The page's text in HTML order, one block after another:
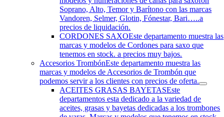
Soprano, Alto, Temor y Barítono con las marcas
Vandoren, Selmer, Glotin, Fónestar, Bari…..a
precios de liquidación.
CORDONES SAXOEste departamento muestra las
marcas y modelos de Cordones para saxo que
tenemos en stock. a precios muy bajos.
Accesorios TrombónEste departamento muestra las
marcas y modelos de Accesorios de Trombón que
podemos servir a los clientes con precios de oferta.
ACEITES GRASAS BAYETASEste
departamentos esta dedicado a la variedad de
aceites, grasas y bayetas dedicadas a los trombones